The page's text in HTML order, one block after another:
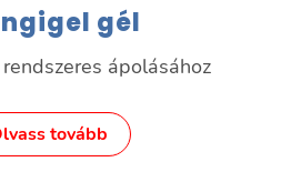
gél
ápolásához
tovább